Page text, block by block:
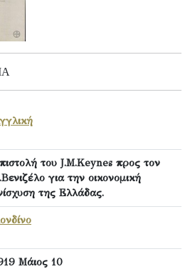
του J.M.Keynes προς τον
για την οικονομική
της Ελλάδας.
Μάιος 10